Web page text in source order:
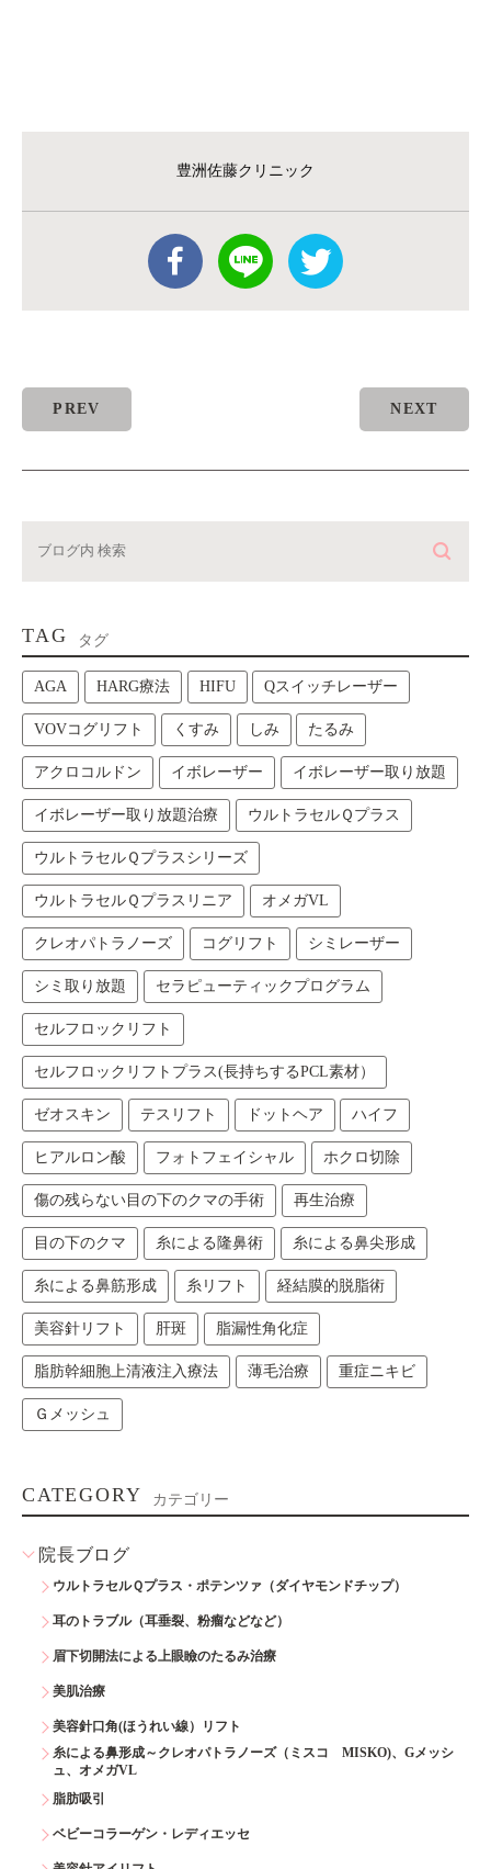
豊洲佐藤クリニック
PREV NEXT
TAG タグ
AGA HARG療法 HIFU Qスイッチレーザー
VOVコグリフト くすみ しみ たるみ
アクロコルドン イボレーザー イボレーザー取り放題
イボレーザー取り放題治療 ウルトラセルＱプラス
ウルトラセルＱプラスシリーズ
ウルトラセルＱプラスリニア オメガVL
クレオパトラノーズ コグリフト シミレーザー
シミ取り放題 セラピューティックプログラム
セルフロックリフト
セルフロックリフトプラス(長持ちするPCL素材）
ゼオスキン テスリフト ドットヘア ハイフ
ヒアルロン酸 フォトフェイシャル ホクロ切除
傷の残らない目の下のクマの手術 再生治療
目の下のクマ 糸による隆鼻術 糸による鼻尖形成
糸による鼻筋形成 糸リフト 経結膜的脱脂術
美容針リフト 肝斑 脂漏性角化症
脂肪幹細胞上清液注入療法 薄毛治療 重症ニキビ
Ｇメッシュ
CATEGORY カテゴリー
院長ブログ
ウルトラセルＱプラス・ポテンツァ（ダイヤモンドチップ）
耳のトラブル（耳垂裂、粉瘤などなど）
眉下切開法による上眼瞼のたるみ治療
美肌治療
美容針口角(ほうれい線）リフト
糸による鼻形成～クレオパトラノーズ（ミスコ MISKO)、Gメッシ
ュ、オメガVL
脂肪吸引
ベビーコラーゲン・レディエッセ